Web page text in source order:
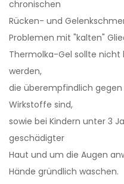
chronischen
Rücken- und
Problemen mit "kalten"
Thermolka-Gel sollte nicht
werden,
die überempfindlich
Wirkstoffe sind,
sowie bei Kindern unter 3
geschädigter
Haut und um die Augen
Hände gründlich waschen.